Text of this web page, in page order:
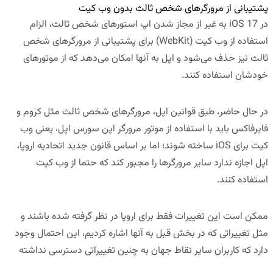
پشتیبانی از مرورگرهای شخص ثالث بدون وب کیت
در iOS 17 به غیر از مجاز شدن اپ استورهای شخص ثالث، الزام
استفاده از وب کیت (WebKit) برای پشتیبانی از مرورگرهای شخص
ثالث نیز حذف می‌شود و اپل به آنها امکان می‌دهد که از موتورهای
خودشان استفاده کنند.
در حال حاضر، طبق قوانین اپل، مرورگرهای شخص ثالث مثل کروم و
فایرفاکس باید با استفاده از موتور مرورگر اپن سورس اپل، یعنی وب
کیت برای iOS ساخته شوند؛ اما بر اساس قانون جدید اتحادیه اروپا،
اپل اجازه ندارد سایر مرورگرها را مجبور کند که حتما از وب کیت
استفاده کنند.
ممکن است این تغییرات فقط برای اروپا در نظر گرفته شده باشند و
مثل تغییراتی که در بخش قبل به آنها اشاره کردیم، این احتمال وجود
دارد که کاربران سایر نقاط جهان به چنین تغییراتی دسترسی نداشته